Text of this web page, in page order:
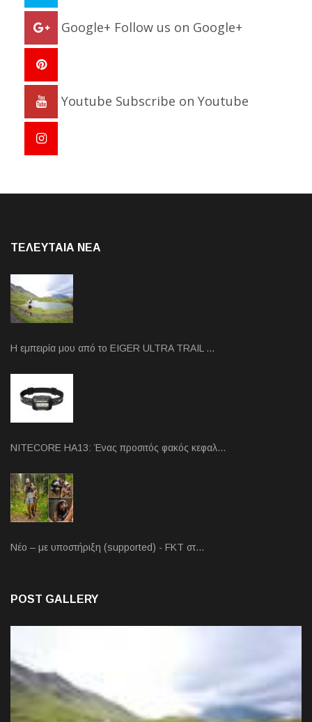
Google+ Follow us on Google+
Youtube Subscribe on Youtube
ΤΕΛΕΥΤΑΙΑ NEA
Η εμπειρία μου από το EIGER ULTRA TRAIL …
NITECORE HA13: Ένας προσιτός φακός κεφαλ…
Νέο – με υποστήριξη (supported) - FKT στ…
POST GALLERY